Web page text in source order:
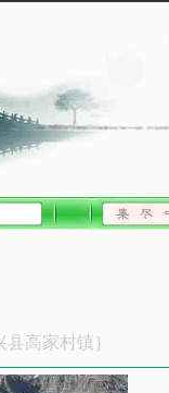
县高家村镇｝